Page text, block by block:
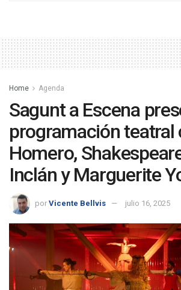
Home Agenda
Sagunt a Escena
programación teatral
Homero,
Inclán y Marguerite
por Vicente Bellvis julio 16, 2025